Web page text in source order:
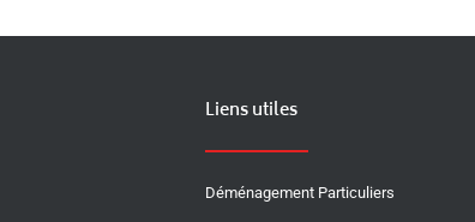
Liens utiles
Déménagement Particuliers